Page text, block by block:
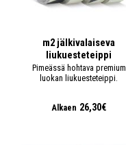
m2 jälkivalaiseva
liukuesteteippi
Pimeässä hohtava premium
luokan liukuesteteippi.
Alkaen 26,30€